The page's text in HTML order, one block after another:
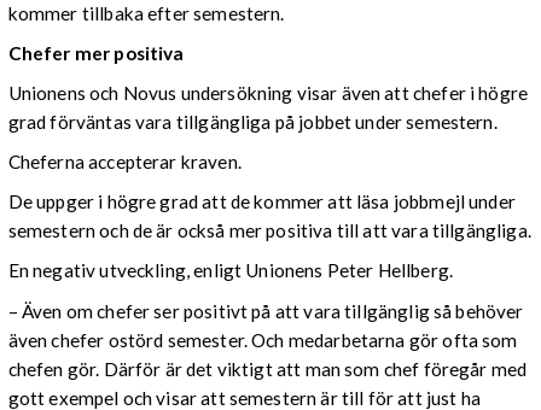
kommer tillbaka efter semestern.
Chefer mer positiva
Unionens och Novus undersökning visar även att chefer i högre
grad förväntas vara tillgängliga på jobbet under semestern.
Cheferna accepterar kraven.
De uppger i högre grad att de kommer att läsa jobbmejl under
semestern och de är också mer positiva till att vara tillgängliga.
En negativ utveckling, enligt Unionens Peter Hellberg.
– Även om chefer ser positivt på att vara tillgänglig så behöver
även chefer ostörd semester. Och medarbetarna gör ofta som
chefen gör. Därför är det viktigt att man som chef föregår med
gott exempel och visar att semestern är till för att just ha